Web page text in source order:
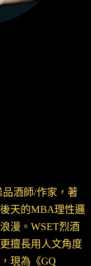
酒師/作家，著
天的MBA理性邏
漫。WSET烈酒
擅長用人文角度
現為《GQ